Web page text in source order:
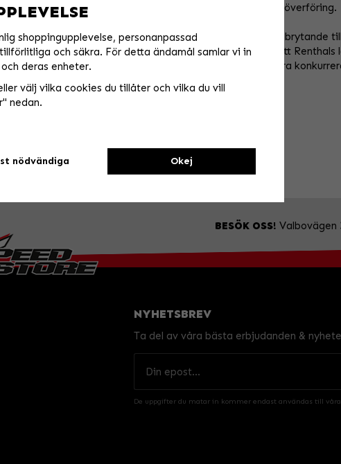
lastfördelning med tandprofilering för att ge maximal kraftöverföring.
Med Renthals kombination av höghållfast basmaterial, banbrytande
och exceptionella slitstarka ytbehandlingar är det tydligt att Renthals
hittas på bakhjulen på fler fabriksracemaskiner än alla andra
BESÖK OSS! Valbovägen
NYHETSBREV
Ta del av våra bästa erbjudanden &
De uppgifter du matar in kommer endast användas till
shoppingupplevelse, personanpassad
och säkra. För detta ändamål samlar vi in
deras enheter.
välj vilka cookies du tillåter och vilka du vill
nedan.
nödvändiga Okej